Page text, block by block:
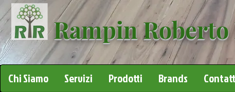
Rampin
Chi Siamo Servizi Prodotti Brands